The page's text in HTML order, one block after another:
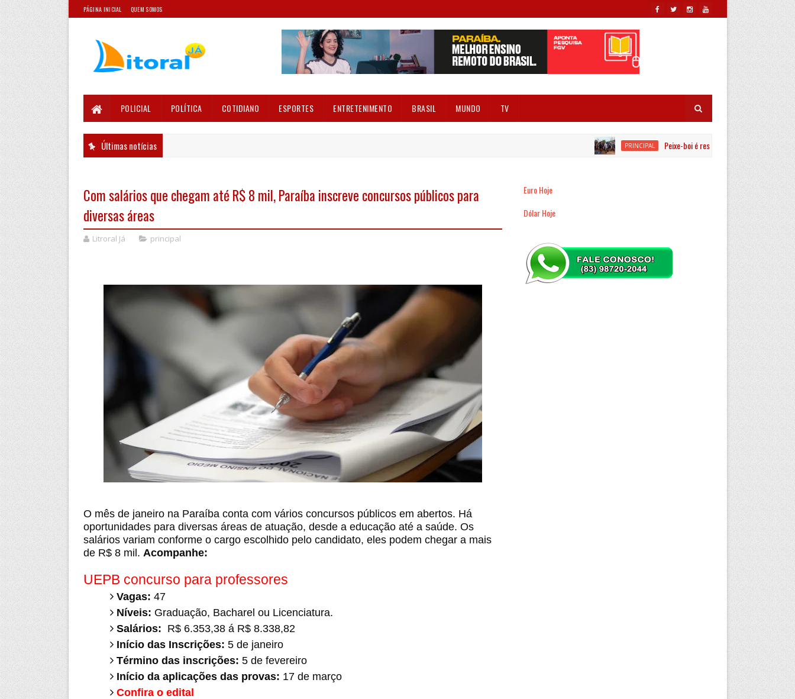
PÁGINA INICIAL QUEM SOMOS
POLICIAL POLÍTICA COTIDIANO ESPORTES ENTRETENIMENTO BRASIL MUNDO TV
Últimas notícias PRINCIPAL Peixe-boi é resgatado por equipes ambientais no
Com salários que chegam até R$ 8 mil, Paraíba inscreve concursos públicos para
diversas áreas
Litroral Já principal
O mês de janeiro na Paraíba conta com vários concursos públicos em abertos. Há
oportunidades para diversas áreas de atuação, desde a educação até a saúde. Os
salários variam conforme o cargo escolhido pelo candidato, eles podem chegar a mais
de R$ 8 mil. Acompanhe:
UEPB concurso para professores
Vagas: 47
Níveis: Graduação, Bacharel ou Licenciatura.
Salários: R$ 6.353,38 á R$ 8.338,82
Início das Inscrições: 5 de janeiro
Término das inscrições: 5 de fevereiro
Início da aplicações das provas: 17 de março
Confira o edital
Euro Hoje
Dólar Hoje